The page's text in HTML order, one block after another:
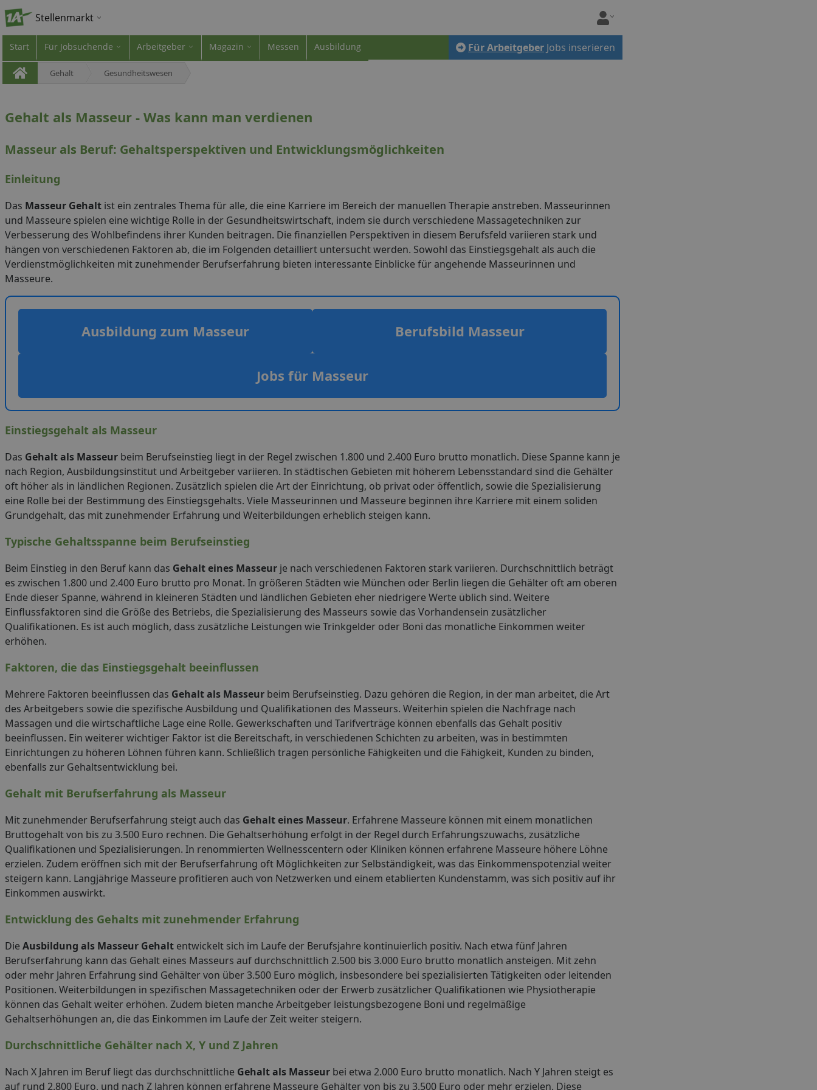
Stellenmarkt
Start Für Jobsuchende Arbeitgeber Magazin Messen Ausbildung Für Arbeitgeber Jobs inserieren
Gehalt Gesundheitswesen
Gehalt als Masseur - Was kann man verdienen
Masseur als Beruf: Gehaltsperspektiven und Entwicklungsmöglichkeiten
Einleitung
Das Masseur Gehalt ist ein zentrales Thema für alle, die eine Karriere im Bereich der manuellen Therapie anstreben. Masseurinnen
und Masseure spielen eine wichtige Rolle in der Gesundheitswirtschaft, indem sie durch verschiedene Massagetechniken zur
Verbesserung des Wohlbefindens ihrer Kunden beitragen. Die finanziellen Perspektiven in diesem Berufsfeld variieren stark und
hängen von verschiedenen Faktoren ab, die im Folgenden detailliert untersucht werden. Sowohl das Einstiegsgehalt als auch die
Verdienstmöglichkeiten mit zunehmender Berufserfahrung bieten interessante Einblicke für angehende Masseurinnen und
Masseure.
Ausbildung zum Masseur Berufsbild Masseur
Jobs für Masseur
Einstiegsgehalt als Masseur
Das Gehalt als Masseur beim Berufseinstieg liegt in der Regel zwischen 1.800 und 2.400 Euro brutto monatlich. Diese Spanne kann je
nach Region, Ausbildungsinstitut und Arbeitgeber variieren. In städtischen Gebieten mit höherem Lebensstandard sind die Gehälter
oft höher als in ländlichen Regionen. Zusätzlich spielen die Art der Einrichtung, ob privat oder öffentlich, sowie die Spezialisierung
eine Rolle bei der Bestimmung des Einstiegsgehalts. Viele Masseurinnen und Masseure beginnen ihre Karriere mit einem soliden
Grundgehalt, das mit zunehmender Erfahrung und Weiterbildungen erheblich steigen kann.
Typische Gehaltsspanne beim Berufseinstieg
Beim Einstieg in den Beruf kann das Gehalt eines Masseur je nach verschiedenen Faktoren stark variieren. Durchschnittlich beträgt
es zwischen 1.800 und 2.400 Euro brutto pro Monat. In größeren Städten wie München oder Berlin liegen die Gehälter oft am oberen
Ende dieser Spanne, während in kleineren Städten und ländlichen Gebieten eher niedrigere Werte üblich sind. Weitere
Einflussfaktoren sind die Größe des Betriebs, die Spezialisierung des Masseurs sowie das Vorhandensein zusätzlicher
Qualifikationen. Es ist auch möglich, dass zusätzliche Leistungen wie Trinkgelder oder Boni das monatliche Einkommen weiter
erhöhen.
Faktoren, die das Einstiegsgehalt beeinflussen
Mehrere Faktoren beeinflussen das Gehalt als Masseur beim Berufseinstieg. Dazu gehören die Region, in der man arbeitet, die Art
des Arbeitgebers sowie die spezifische Ausbildung und Qualifikationen des Masseurs. Weiterhin spielen die Nachfrage nach
Massagen und die wirtschaftliche Lage eine Rolle. Gewerkschaften und Tarifverträge können ebenfalls das Gehalt positiv
beeinflussen. Ein weiterer wichtiger Faktor ist die Bereitschaft, in verschiedenen Schichten zu arbeiten, was in bestimmten
Einrichtungen zu höheren Löhnen führen kann. Schließlich tragen persönliche Fähigkeiten und die Fähigkeit, Kunden zu binden,
ebenfalls zur Gehaltsentwicklung bei.
Gehalt mit Berufserfahrung als Masseur
Mit zunehmender Berufserfahrung steigt auch das Gehalt eines Masseur. Erfahrene Masseure können mit einem monatlichen
Bruttogehalt von bis zu 3.500 Euro rechnen. Die Gehaltserhöhung erfolgt in der Regel durch Erfahrungszuwachs, zusätzliche
Qualifikationen und Spezialisierungen. In renommierten Wellnesscentern oder Kliniken können erfahrene Masseure höhere Löhne
erzielen. Zudem eröffnen sich mit der Berufserfahrung oft Möglichkeiten zur Selbständigkeit, was das Einkommenspotenzial weiter
steigern kann. Langjährige Masseure profitieren auch von Netzwerken und einem etablierten Kundenstamm, was sich positiv auf ihr
Einkommen auswirkt.
Entwicklung des Gehalts mit zunehmender Erfahrung
Die Ausbildung als Masseur Gehalt entwickelt sich im Laufe der Berufsjahre kontinuierlich positiv. Nach etwa fünf Jahren
Berufserfahrung kann das Gehalt eines Masseurs auf durchschnittlich 2.500 bis 3.000 Euro brutto monatlich ansteigen. Mit zehn
oder mehr Jahren Erfahrung sind Gehälter von über 3.500 Euro möglich, insbesondere bei spezialisierten Tätigkeiten oder leitenden
Positionen. Weiterbildungen in spezifischen Massagetechniken oder der Erwerb zusätzlicher Qualifikationen wie Physiotherapie
können das Gehalt weiter erhöhen. Zudem bieten manche Arbeitgeber leistungsbezogene Boni und regelmäßige
Gehaltserhöhungen an, die das Einkommen im Laufe der Zeit weiter steigern.
Durchschnittliche Gehälter nach X, Y und Z Jahren
Nach X Jahren im Beruf liegt das durchschnittliche Gehalt als Masseur bei etwa 2.000 Euro brutto monatlich. Nach Y Jahren steigt es
auf rund 2.800 Euro, und nach Z Jahren können erfahrene Masseure Gehälter von bis zu 3.500 Euro oder mehr erzielen. Diese